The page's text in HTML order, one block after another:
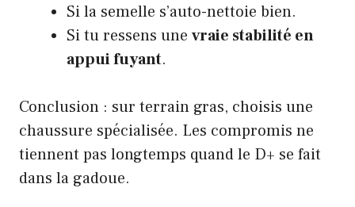
Si la semelle s’auto-nettoie bien.
Si tu ressens une vraie stabilité en
appui fuyant.
Conclusion : sur terrain gras, choisis une
chaussure spécialisée. Les compromis ne
tiennent pas longtemps quand le D+ se fait
dans la gadoue.